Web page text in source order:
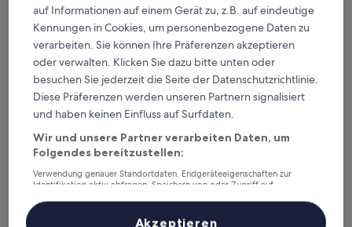
Planänderungen
Verdiene Prämien für jede
wahrgenommene Übernachtung
Mehr sparen mit Preisen für Mitglieder
Überprüfe die Preise für diese Daten
Nächstes Wochenende
14. Aug. - 16. Aug.
In zwei Wochen
21. Aug. - 23. Aug.
auf Informationen auf einem Gerät zu, z.B. auf eindeutige
Kennungen in Cookies, um personenbezogene Daten zu
verarbeiten. Sie können Ihre Präferenzen akzeptieren
oder verwalten. Klicken Sie dazu bitte unten oder
besuchen Sie jederzeit die Seite der Datenschutzrichtlinie.
Diese Präferenzen werden unseren Partnern signalisiert
und haben keinen Einfluss auf Surfdaten.
Wir und unsere Partner verarbeiten Daten, um
Folgendes bereitzustellen:
Verwendung genauer Standortdaten. Endgeräteeigenschaften zur
Identifikation aktiv abfragen. Speichern von oder Zugriff auf
Inhalte, Messung von Werbeleistung und der Performance von Inhalten,
Zielgruppenforschung sowie Entwicklung und Verbesserung von
Akzeptieren